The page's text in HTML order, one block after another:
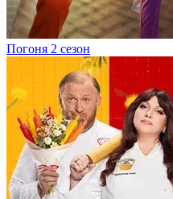
Погоня 2 сезон